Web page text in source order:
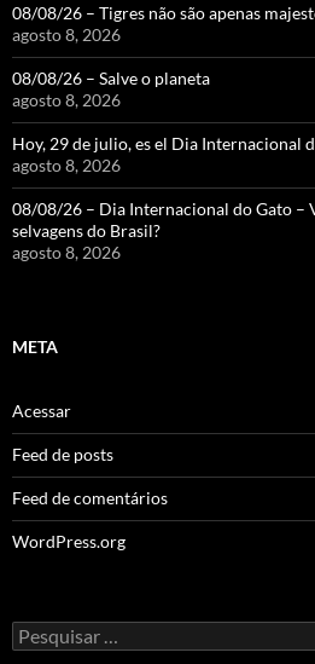
08/08/26 – Tigres não são apenas
agosto 8, 2026
08/08/26 – Salve o planeta
agosto 8, 2026
Hoy, 29 de julio, es el Dia Internacional
agosto 8, 2026
08/08/26 – Dia Internacional do Gato –
selvagens do Brasil?
agosto 8, 2026
META
Acessar
Feed de posts
Feed de comentários
WordPress.org
Pesquisar
por: